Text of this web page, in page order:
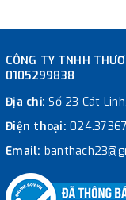
CÔNG TY TNHH
0105299838
Địa chỉ:Số 23 Cát
Điện thoại:
Email: